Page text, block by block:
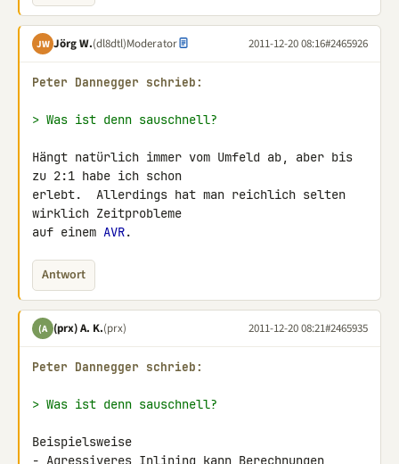
JW Jörg W.(dl8dtl)Moderator 2011-12-20 08:16#2465926
Peter Dannegger schrieb:
> Was ist denn sauschnell?
Hängt natürlich immer vom Umfeld ab, aber bis
zu 2:1 habe ich schon
erlebt.  Allerdings hat man reichlich selten
wirklich Zeitprobleme
auf einem AVR.
Antwort
(A (prx) A. K.(prx) 2011-12-20 08:21#2465935
Peter Dannegger schrieb:
> Was ist denn sauschnell?
Beispielsweise
- Agressiveres Inlining kann Berechnungen